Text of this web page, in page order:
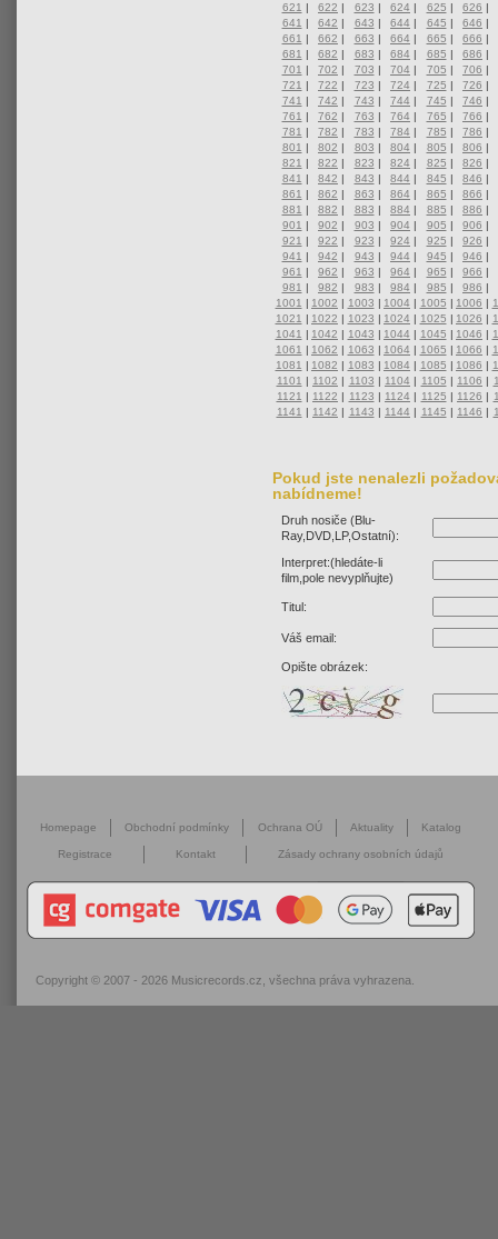
621 | 622 | 623 | 624 | 625 | 626 |
641 | 642 | 643 | 644 | 645 | 646 |
661 | 662 | 663 | 664 | 665 | 666 |
681 | 682 | 683 | 684 | 685 | 686 |
701 | 702 | 703 | 704 | 705 | 706 |
721 | 722 | 723 | 724 | 725 | 726 |
741 | 742 | 743 | 744 | 745 | 746 |
761 | 762 | 763 | 764 | 765 | 766 |
781 | 782 | 783 | 784 | 785 | 786 |
801 | 802 | 803 | 804 | 805 | 806 |
821 | 822 | 823 | 824 | 825 | 826 |
841 | 842 | 843 | 844 | 845 | 846 |
861 | 862 | 863 | 864 | 865 | 866 |
881 | 882 | 883 | 884 | 885 | 886 |
901 | 902 | 903 | 904 | 905 | 906 |
921 | 922 | 923 | 924 | 925 | 926 |
941 | 942 | 943 | 944 | 945 | 946 |
961 | 962 | 963 | 964 | 965 | 966 |
981 | 982 | 983 | 984 | 985 | 986 |
1001 | 1002 | 1003 | 1004 | 1005 | 1006 |
1021 | 1022 | 1023 | 1024 | 1025 | 1026 |
1041 | 1042 | 1043 | 1044 | 1045 | 1046 |
1061 | 1062 | 1063 | 1064 | 1065 | 1066 |
1081 | 1082 | 1083 | 1084 | 1085 | 1086 |
1101 | 1102 | 1103 | 1104 | 1105 | 1106 |
1121 | 1122 | 1123 | 1124 | 1125 | 1126 |
1141 | 1142 | 1143 | 1144 | 1145 | 1146 |
Pokud jste nenalezli
nabídneme!
Druh nosiče (Blu-
Ray,DVD,LP,Ostatní):
Interpret:(hledáte-li
film,pole nevyplňujte)
Titul:
Váš email:
Opište obrázek:
Homepage Obchodní podmínky Ochrana OÚ Aktuality Katalog
Registrace Kontakt Zásady ochrany osobních údajů
Copyright © 2007 - 2026 Musicrecords.cz , všechna práva vyhrazena.